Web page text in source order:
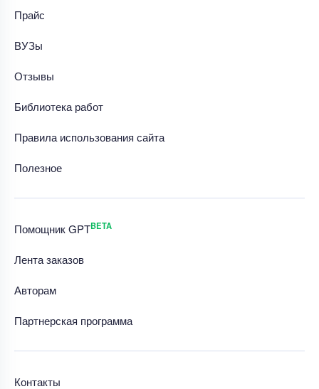
Прайс
ВУЗы
Отзывы
Библиотека работ
Правила использования сайта
Полезное
Помощник GPTBETA
Лента заказов
Авторам
Партнерская программа
Контакты